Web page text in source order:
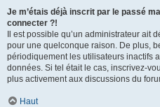
Je m’étais déjà inscrit par le passé
connecter ?!
Il est possible qu’un administrateur ait
pour une quelconque raison. De plus,
périodiquement les utilisateurs inactifs
données. Si tel était le cas, inscrivez-
plus activement aux discussions du
Haut